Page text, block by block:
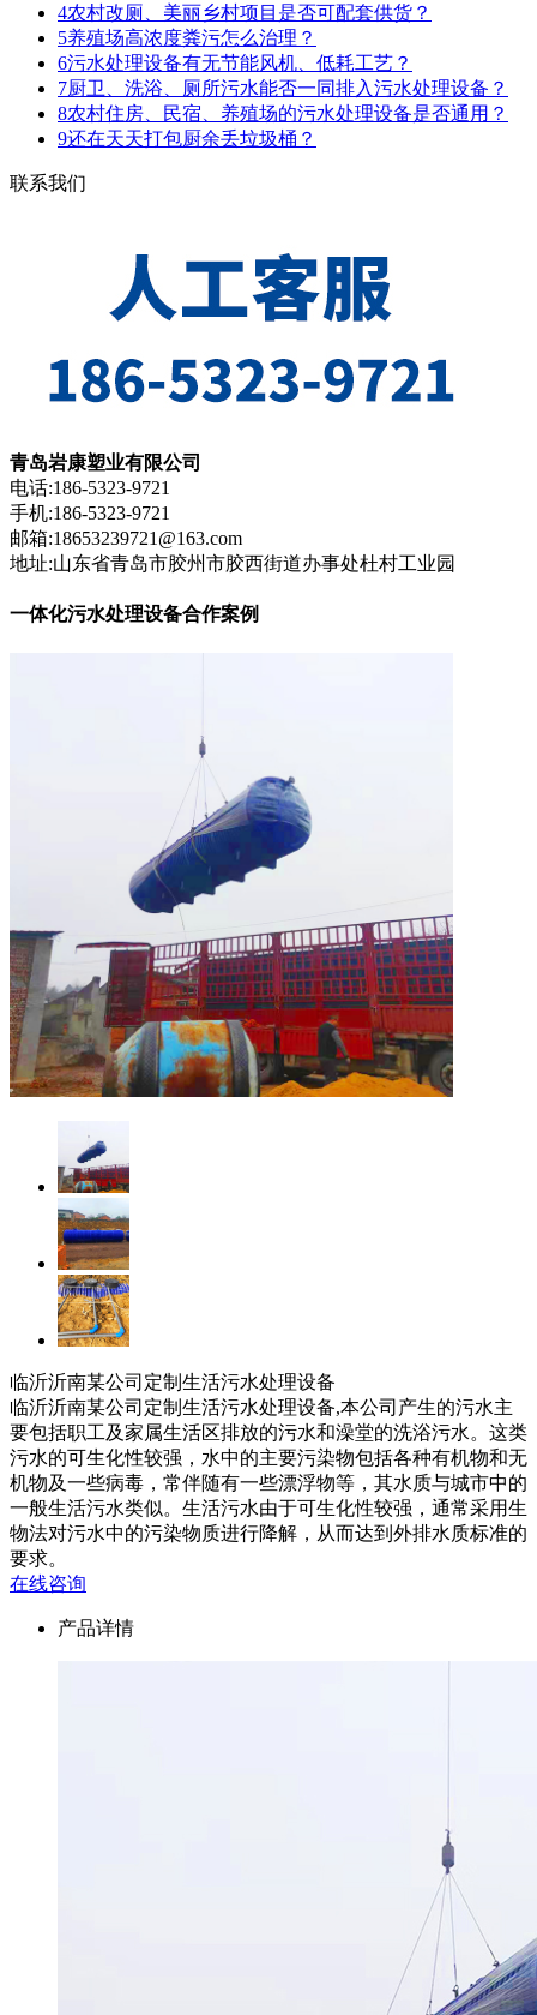
4农村改厕、美丽乡村项目是否可配套供货？
5养殖场高浓度粪污怎么治理？
6污水处理设备有无节能风机、低耗工艺？
7厨卫、洗浴、厕所污水能否一同排入污水处理设备？
8农村住房、民宿、养殖场的污水处理设备是否通用？
9还在天天打包厨余丢垃圾桶？
联系我们
青岛岩康塑业有限公司
电话:186-5323-9721
手机:186-5323-9721
邮箱:18653239721@163.com
地址:山东省青岛市胶州市胶西街道办事处杜村工业园
一体化污水处理设备合作案例
临沂沂南某公司定制生活污水处理设备
临沂沂南某公司定制生活污水处理设备,本公司产生的污水主
要包括职工及家属生活区排放的污水和澡堂的洗浴污水。这类
污水的可生化性较强，水中的主要污染物包括各种有机物和无
机物及一些病毒，常伴随有一些漂浮物等，其水质与城市中的
一般生活污水类似。生活污水由于可生化性较强，通常采用生
物法对污水中的污染物质进行降解，从而达到外排水质标准的
要求。
在线咨询
产品详情